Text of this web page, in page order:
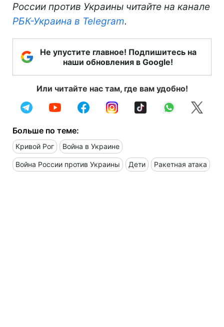
России против Украины читайте на канале
РБК-Украина в Telegram.
Не упустите главное! Подпишитесь на
наши обновления в Google!
Или читайте нас там, где вам удобно!
Больше по теме:
Кривой Рог Война в Украине
Война России против Украины Дети Ракетная атака